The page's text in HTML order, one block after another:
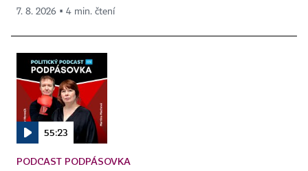
7. 8. 2026 ▪ 4 min. čtení
55:23
PODCAST PODPÁSOVKA